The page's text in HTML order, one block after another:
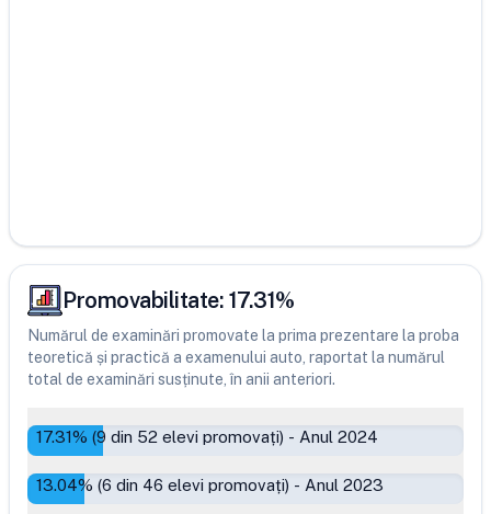
Promovabilitate: 17.31%
Numărul de examinări promovate la prima prezentare la proba
teoretică și practică a examenului auto, raportat la numărul
total de examinări susținute, în anii anteriori.
17.31% (9 din 52 elevi promovați) - Anul 2024
13.04% (6 din 46 elevi promovați) - Anul 2023